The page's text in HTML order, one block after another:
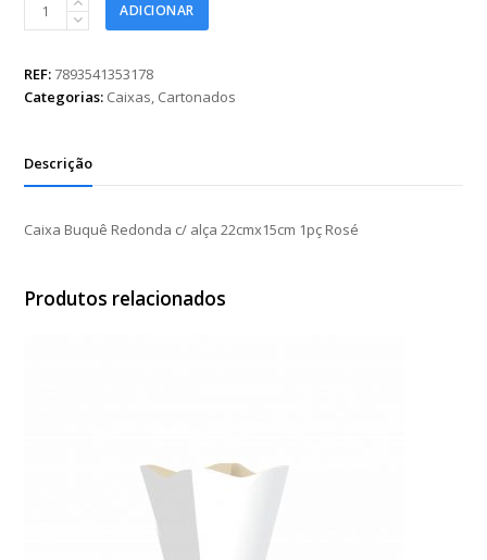
c/
alça
Rosé
quantidade
ADICIONAR
REF:7893541353178
Categorias: Caixas, Cartonados
Descrição
Caixa Buquê Redonda c/ alça 22cmx15cm 1pç Rosé
Produtos relacionados